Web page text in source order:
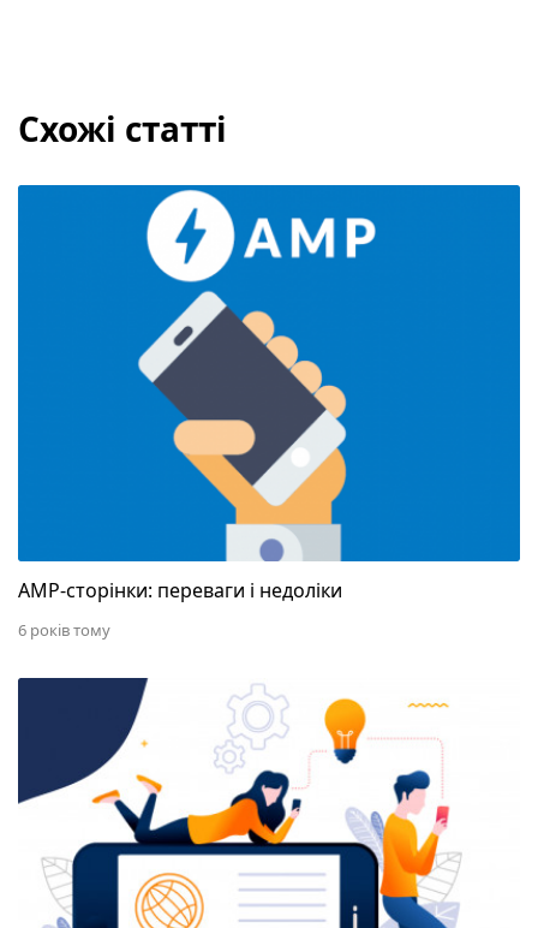
Схожі статті
AMP-сторінки: переваги і недоліки
AMP-сторінки: переваги і недоліки
6 років тому
«Мама, мене лайкнув Джонні Депп» або чому від